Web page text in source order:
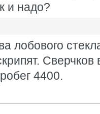
и надо?
лобового
4400.